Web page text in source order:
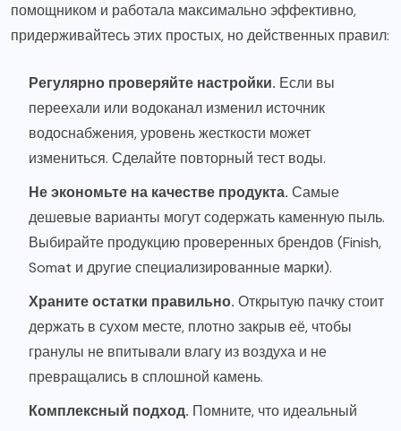
помощником и работала максимально эффективно,
придерживайтесь этих простых, но действенных правил:
Регулярно проверяйте настройки. Если вы
переехали или водоканал изменил источник
водоснабжения, уровень жесткости может
измениться. Сделайте повторный тест воды.
Не экономьте на качестве продукта. Самые
дешевые варианты могут содержать каменную пыль.
Выбирайте продукцию проверенных брендов (Finish,
Somat и другие специализированные марки).
Храните остатки правильно. Открытую пачку стоит
держать в сухом месте, плотно закрыв её, чтобы
гранулы не впитывали влагу из воздуха и не
превращались в сплошной камень.
Комплексный подход. Помните, что идеальный